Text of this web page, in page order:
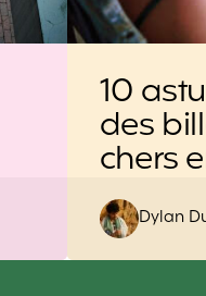
10
des
chers
Posted
Dylan